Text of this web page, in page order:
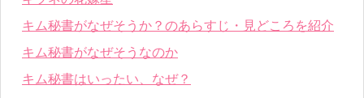
キム秘書がなぜそうか？のあらすじ・見どころを紹介
キム秘書がなぜそうなのか
キム秘書はいったい、なぜ？